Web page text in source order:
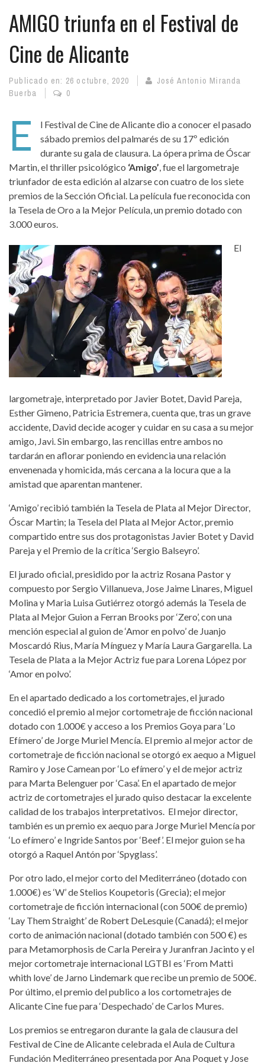
AMIGO triunfa en el Festival de
Cine de Alicante
Publicado en: 26 octubre, 2020
José Antonio Miranda
Buerba
0
E
l Festival de Cine de Alicante dio a conocer el pasado
sábado premios del palmarés de su 17º edición
durante su gala de clausura. La ópera prima de Óscar
Martin, el thriller psicológico ‘Amigo’, fue el largometraje
triunfador de esta edición al alzarse con cuatro de los siete
premios de la Sección Oficial. La película fue reconocida con
la Tesela de Oro a la Mejor Película, un premio dotado con
3.000 euros.
El
largometraje, interpretado por Javier Botet, David Pareja,
Esther Gimeno, Patricia Estremera, cuenta que, tras un grave
accidente, David decide acoger y cuidar en su casa a su mejor
amigo, Javi. Sin embargo, las rencillas entre ambos no
tardarán en aflorar poniendo en evidencia una relación
envenenada y homicida, más cercana a la locura que a la
amistad que aparentan mantener.
‘Amigo’ recibió también la Tesela de Plata al Mejor Director,
Óscar Martin; la Tesela del Plata al Mejor Actor, premio
compartido entre sus dos protagonistas Javier Botet y David
Pareja y el Premio de la crítica ‘Sergio Balseyro’.
El jurado oficial, presidido por la actriz Rosana Pastor y
compuesto por Sergio Villanueva, Jose Jaime Linares, Miguel
Molina y Maria Luisa Gutiérrez otorgó además la Tesela de
Plata al Mejor Guion a Ferran Brooks por ‘Zero’, con una
mención especial al guion de ‘Amor en polvo’ de Juanjo
Moscardó Rius, María Mínguez y María Laura Gargarella. La
Tesela de Plata a la Mejor Actriz fue para Lorena López por
‘Amor en polvo’.
En el apartado dedicado a los cortometrajes, el jurado
concedió el premio al mejor cortometraje de ficción nacional
dotado con 1.000€ y acceso a los Premios Goya para ‘Lo
Efímero’ de Jorge Muriel Mencía. El premio al mejor actor de
cortometraje de ficción nacional se otorgó ex aequo a Miguel
Ramiro y Jose Camean por ‘Lo efímero’ y el de mejor actriz
para Marta Belenguer por ‘Casa’. En el apartado de mejor
actriz de cortometrajes el jurado quiso destacar la excelente
calidad de los trabajos interpretativos. El mejor director,
también es un premio ex aequo para Jorge Muriel Mencía por
‘Lo efímero’ e Ingride Santos por ‘Beef’. El mejor guion se ha
otorgó a Raquel Antón por ‘Spyglass’.
Por otro lado, el mejor corto del Mediterráneo (dotado con
1.000€) es ‘W’ de Stelios Koupetoris (Grecia); el mejor
cortometraje de ficción internacional (con 500€ de premio)
‘Lay Them Straight’ de Robert DeLesquie (Canadá); el mejor
corto de animación nacional (dotado también con 500 €) es
para Metamorphosis de Carla Pereira y Juranfran Jacinto y el
mejor cortometraje internacional LGTBI es ‘From Matti
whith love’ de Jarno Lindemark que recibe un premio de 500€.
Por último, el premio del publico a los cortometrajes de
Alicante Cine fue para ‘Despechado’ de Carlos Mures.
Los premios se entregaron durante la gala de clausura del
Festival de Cine de Alicante celebrada el Aula de Cultura
Fundación Mediterráneo presentada por Ana Poquet y Jose